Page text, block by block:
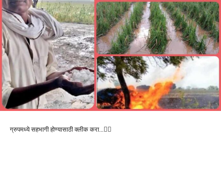
ग्रुपमध्ये सहभागी होण्यासाठी क्लीक करा…👆🏻